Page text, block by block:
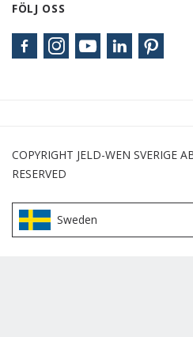
FÖLJ OSS
COPYRIGHT JELD-WEN SVERIGE
RESERVED
Sweden